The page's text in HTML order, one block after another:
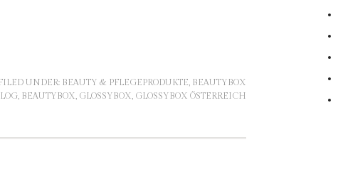
UNDER: BEAUTY & PFLEGEPRODUKTE, BEAUTYBOX
, BEAUTYBOX, GLOSSYBOX, GLOSSYBOX ÖSTERREICH